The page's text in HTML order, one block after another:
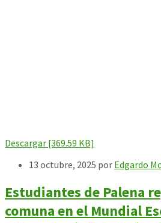
Descargar [369.59 KB]
13 octubre, 2025 por Edgardo
Estudiantes de Palena
comuna en el Mundial